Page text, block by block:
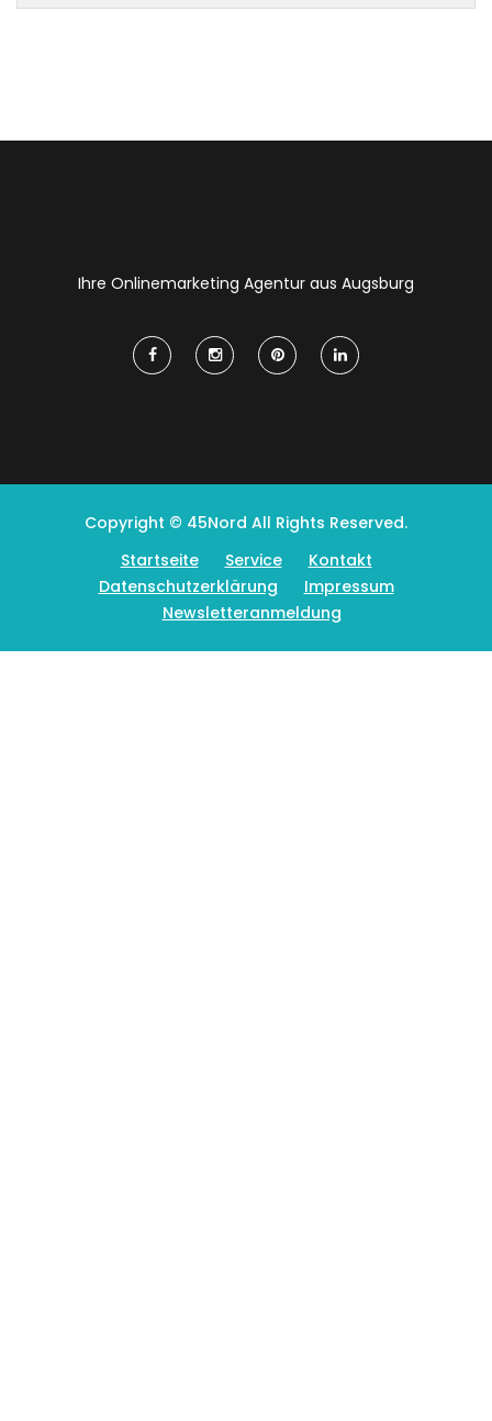
Ihre Onlinemarketing Agentur aus Augsburg
Copyright © 45Nord All Rights Reserved.
Startseite
Service
Kontakt
Datenschutzerklärung
Impressum
Newsletteranmeldung